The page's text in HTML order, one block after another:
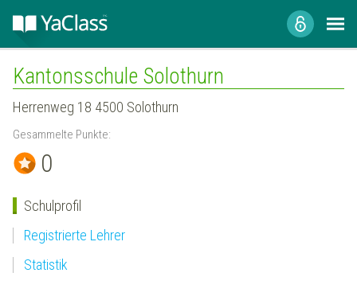
Kantonsschule Solothurn
Herrenweg 18 4500 Solothurn
Gesammelte Punkte:
0
Schulprofil
Registrierte Lehrer
Statistik